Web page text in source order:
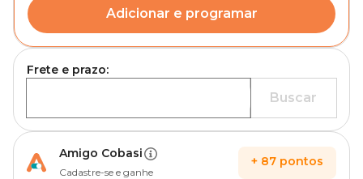
Adicionar e programar
Frete e prazo:
Buscar
Amigo Cobasi
Cadastre-se e ganhe
+ 87 pontos